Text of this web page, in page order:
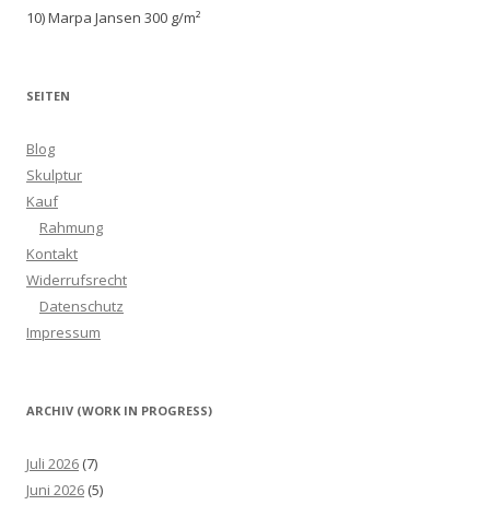
10) Marpa Jansen 300 g/m²
SEITEN
Blog
Skulptur
Kauf
Rahmung
Kontakt
Widerrufsrecht
Datenschutz
Impressum
ARCHIV (WORK IN PROGRESS)
Juli 2026 (7)
Juni 2026 (5)